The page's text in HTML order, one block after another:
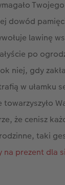
dowód
lawinę
po
niej, gdy
w ułamku
towarzyszyło
że cenisz
taki
na prezent dla